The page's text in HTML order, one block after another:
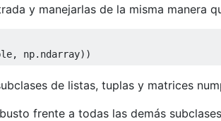
y manejarlas de la misma manera
, np. ndarray))
de listas, tuplas y matrices
frente a todas las demás